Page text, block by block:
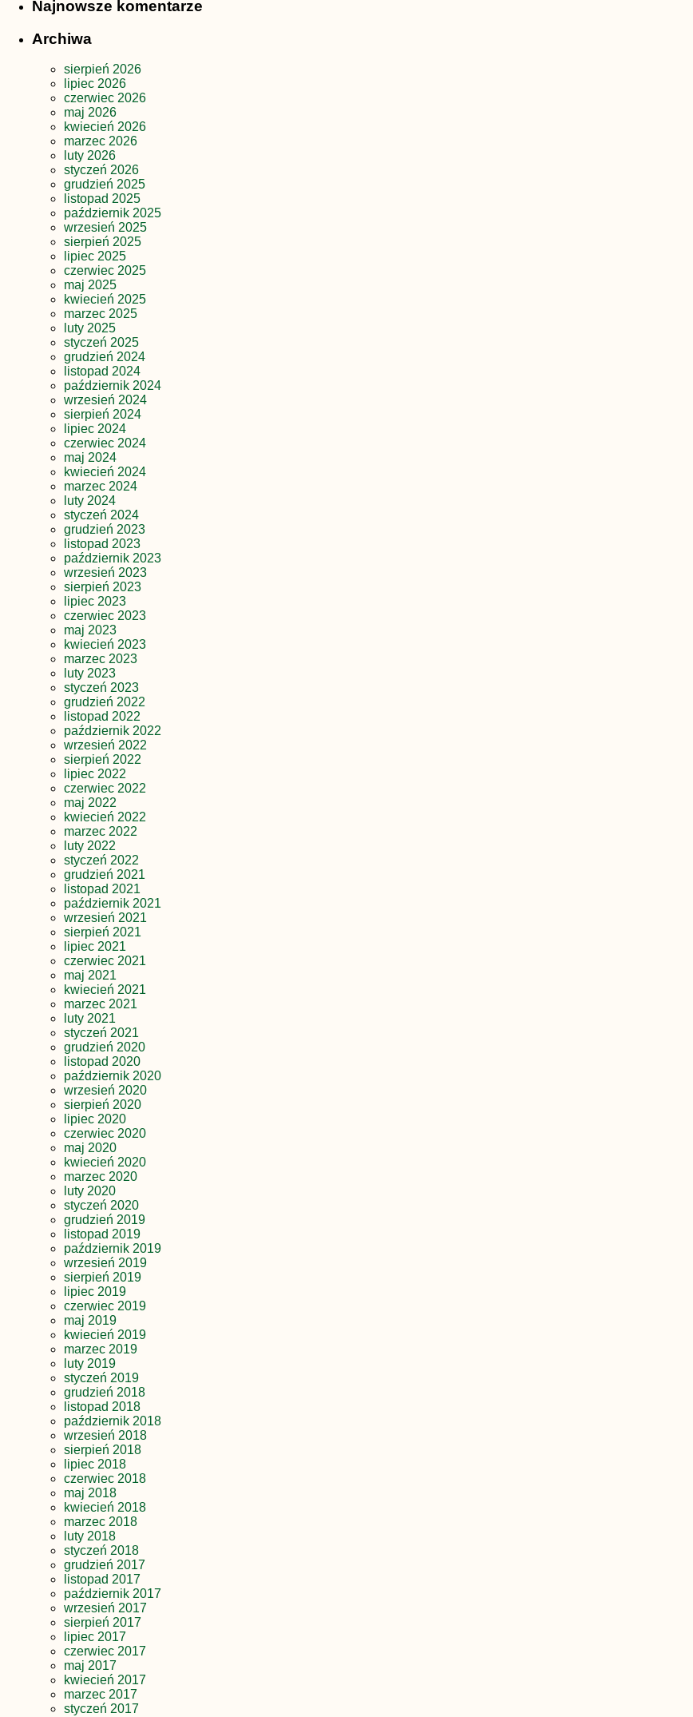
Najnowsze komentarze
Archiwa
sierpień 2026
lipiec 2026
czerwiec 2026
maj 2026
kwiecień 2026
marzec 2026
luty 2026
styczeń 2026
grudzień 2025
listopad 2025
październik 2025
wrzesień 2025
sierpień 2025
lipiec 2025
czerwiec 2025
maj 2025
kwiecień 2025
marzec 2025
luty 2025
styczeń 2025
grudzień 2024
listopad 2024
październik 2024
wrzesień 2024
sierpień 2024
lipiec 2024
czerwiec 2024
maj 2024
kwiecień 2024
marzec 2024
luty 2024
styczeń 2024
grudzień 2023
listopad 2023
październik 2023
wrzesień 2023
sierpień 2023
lipiec 2023
czerwiec 2023
maj 2023
kwiecień 2023
marzec 2023
luty 2023
styczeń 2023
grudzień 2022
listopad 2022
październik 2022
wrzesień 2022
sierpień 2022
lipiec 2022
czerwiec 2022
maj 2022
kwiecień 2022
marzec 2022
luty 2022
styczeń 2022
grudzień 2021
listopad 2021
październik 2021
wrzesień 2021
sierpień 2021
lipiec 2021
czerwiec 2021
maj 2021
kwiecień 2021
marzec 2021
luty 2021
styczeń 2021
grudzień 2020
listopad 2020
październik 2020
wrzesień 2020
sierpień 2020
lipiec 2020
czerwiec 2020
maj 2020
kwiecień 2020
marzec 2020
luty 2020
styczeń 2020
grudzień 2019
listopad 2019
październik 2019
wrzesień 2019
sierpień 2019
lipiec 2019
czerwiec 2019
maj 2019
kwiecień 2019
marzec 2019
luty 2019
styczeń 2019
grudzień 2018
listopad 2018
październik 2018
wrzesień 2018
sierpień 2018
lipiec 2018
czerwiec 2018
maj 2018
kwiecień 2018
marzec 2018
luty 2018
styczeń 2018
grudzień 2017
listopad 2017
październik 2017
wrzesień 2017
sierpień 2017
lipiec 2017
czerwiec 2017
maj 2017
kwiecień 2017
marzec 2017
styczeń 2017